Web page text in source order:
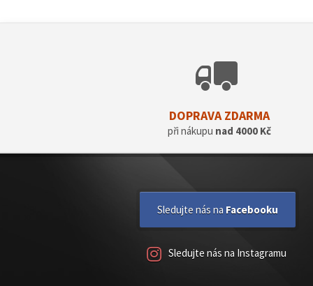
DOPRAVA ZDARMA
při nákupu nad 4000 Kč
Sledujte nás na Facebooku
Sledujte nás na Instagramu